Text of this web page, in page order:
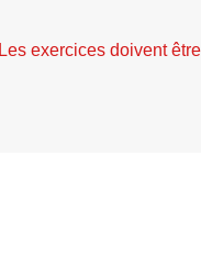
Les exercices doivent